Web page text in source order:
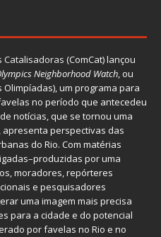
Catalisadoras (ComCat) lançou
Neighborhood Watch, ou
um programa para
no período que antecedeu
notícias, que se tornou uma
perspectivas das
do Rio. Com matérias
por uma
moradores, repórteres
e pesquisadores
uma imagem mais precisa
para a cidade e do potencial
por favelas no Rio e no